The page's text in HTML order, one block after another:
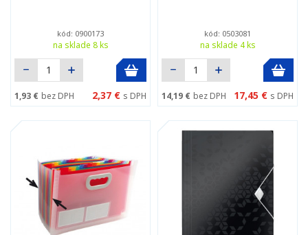
kód: 0900173
na sklade 8 ks
1,93 € bez DPH 2,37 € s DPH
kód: 0503081
na sklade 4 ks
14,19 € bez DPH 17,45 € s DPH